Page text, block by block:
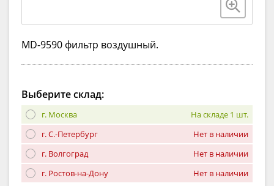
MD-9590 фильтр воздушный.
Выберите склад:
г. Москва
На складе 1 шт.
г. С.-Петербург
Нет в наличии
г. Волгоград
Нет в наличии
г. Ростов-на-Дону
Нет в наличии